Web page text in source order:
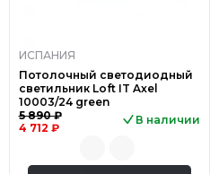
ИСПАНИЯ
Потолочный светодиодный
светильник Loft IT Axel
10003/24 green
5 890 ₽
4 712 ₽
В наличии